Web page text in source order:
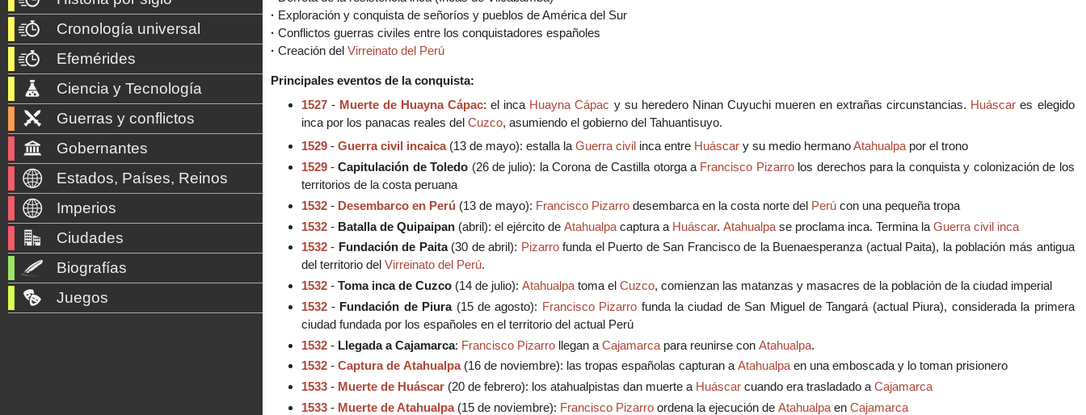
· Exploración y conquista de señoríos y pueblos de América del Sur
· Conflictos guerras civiles entre los conquistadores españoles
· Creación del Virreinato del Perú
Principales eventos de la conquista:
1527- Muerte de Huayna Cápac: el inca Huayna Cápac y su heredero Ninan Cuyuchi mueren en extrañas circunstancias. Huáscar es elegido
inca por los panacas reales del Cuzco, asumiendo el gobierno del Tahuantisuyo.
1529- Guerra civil incaica(13 de mayo): estalla la Guerra civilinca entre Huáscar y su medio hermanoAtahualpapor el trono
1529-Capitulación de Toledo (26 de julio): la Corona de Castilla otorga a Francisco Pizarrolos derechos para la conquista y colonización de los
territorios de la costa peruana
1532- Desembarco en Perú (13 de mayo): Francisco Pizarrodesembarca en la costa norte del Perúcon una pequeña tropa
1532- Batalla de Quipaipan(abril): el ejército de Atahualpacaptura a Huáscar. Atahualpase proclama inca. Termina la Guerra civil inca
1532- Fundación de Paita(30 de abril): Pizarrofunda el Puerto de San Francisco de la Buenaesperanza (actual Paita), la población más antigua
del territorio del Virreinato del Perú.
1532- Toma inca de Cuzco(14 de julio): Atahualpatoma el Cuzco, comienzan las matanzas y masacres de la población de la ciudad imperial
1532- Fundación de Piura(15 de agosto): Francisco Pizarro funda la ciudad de San Miguel de Tangará (actual Piura), considerada la primera
ciudad fundada por los españoles en el territorio del actual Perú
1532- Llegada a Cajamarca: Francisco Pizarrollegan a Cajamarcapara reunirse con Atahualpa.
1532- Captura de Atahualpa(16 de noviembre): las tropas españolas capturan a Atahualpaen una emboscada y lo toman prisionero
1533- Muerte de Huáscar(20 de febrero): los atahualpistas dan muerte a Huáscarcuando era trasladado a Cajamarca
1533- Muerte de Atahualpa(15 de noviembre): Francisco Pizarroordena la ejecución de Atahualpaen Cajamarca
Cronología universal
Efemérides
Ciencia y Tecnología
Guerras y conflictos
Gobernantes
Estados, Países, Reinos
Imperios
Ciudades
Biografías
Juegos